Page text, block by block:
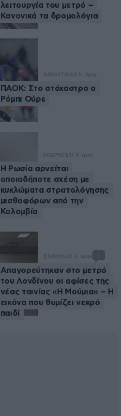
λειτουργία του μετρό –
Κανονικά τα δρομολόγια
ΑΘΛΗΤΙΚΑ3 λ. πριν
ΠΑΟΚ: Στο στόχαστρο ο
Ρόμπι Ούρε
ΚΟΣΜΟΣ 11 λ. πριν
Η Ρωσία αρνείται
οποιαδήποτε σχέση με
κυκλώματα στρατολόγησης
μισθοφόρων από την
Κολομβία
ΣΙΝΕΜΑ20 λ. πριν
Απαγορεύτηκαν στο μετρό
του Λονδίνου οι αφίσες της
νέας ταινίας «Η Μούμια» – Η
εικόνα που θυμίζει νεκρό
παιδί